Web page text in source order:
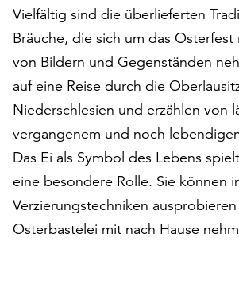
auf
„Alle
akzeptieren“,
um
alle
Cookies
akzeptieren.
Sie
können
Ihr
Einverständnis
jederzeit
Vielfältig sind die überlieferten
Bräuche, die sich um das Osterfest
von Bildern und Gegenständen
auf eine Reise durch die
Niederschlesien und erzählen von
vergangenem und noch
Das Ei als Symbol des Lebens
eine besondere Rolle. Sie können
Verzierungstechniken
Osterbastelei mit nach Hause